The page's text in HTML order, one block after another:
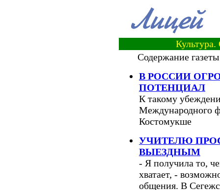
Содержание
В РОССИИ
ПОТЕНЦИАЛ
К такому
Международного
Костомукше
УЧИТЕЛЮ
ВЫЕЗДНЫМ
- Я получила то,
хватает, -
общения. В